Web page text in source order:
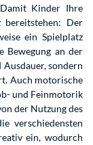
Kinder Ihre
bereitstehen: Der
ein Spielplatz
Bewegung an der
sondern
Auch motorische
und Feinmotorik
der Nutzung des
verschiedensten
ein, wodurch